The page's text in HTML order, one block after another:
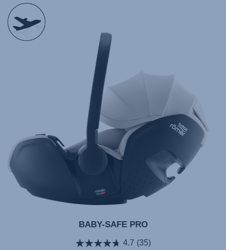
null
BABY-SAFE PRO
4.7 (35)